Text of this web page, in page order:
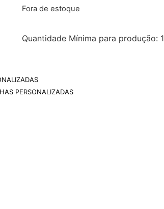
PERSONALIZADAS
Fora de estoque
Quantidade Mínima para produção: 1